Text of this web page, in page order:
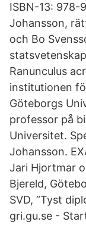
ISBN-13: 978-
Johansson,
och Bo
Ranunculus
institutionen
Göteborgs
professor på
Universitet.
Johansson.
Jari Hjortmar
Bjereld,
SVD, ”Tyst
gri.gu.se -